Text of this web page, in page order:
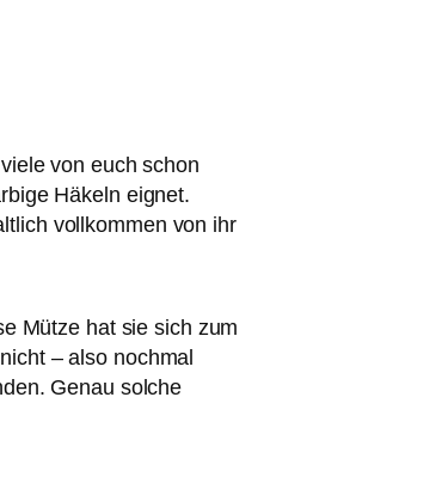
von euch schon
Häkeln eignet.
vollkommen von ihr
Mütze hat sie sich zum
– also nochmal
Genau solche